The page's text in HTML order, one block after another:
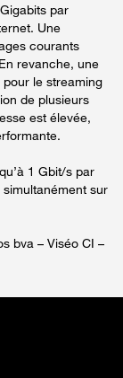
par
Une
courants
revanche, une
le streaming
de plusieurs
est élevée,
1 Gbit/s par
sur
bva – Viséo CI –